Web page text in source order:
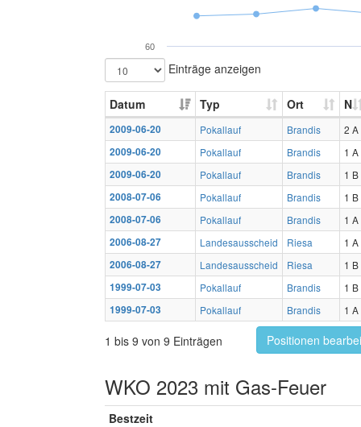
60
Einträge anzeigen
Datum Typ Ort N
2009-06-20 Pokallauf Brandis
2 A
2009-06-20
Pokallauf Brandis
1 A
2009-06-20
Pokallauf Brandis
1 B
2008-07-06
Pokallauf Brandis
1 B
2008-07-06
Pokallauf Brandis
1 A
2006-08-27
Landesausscheid Riesa
1 A
2006-08-27
Landesausscheid Riesa
1 B
1999-07-03
Pokallauf Brandis
1 B
1999-07-03
Pokallauf Brandis 1 A
1 bis 9 von 9 Einträgen Positionen
WKO 2023 mit Gas-Feuer
Bestzeit